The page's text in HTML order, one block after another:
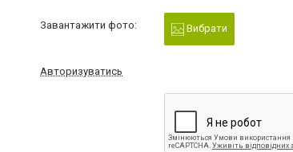
Завантажити фото: Вибрати
Авторизуватись